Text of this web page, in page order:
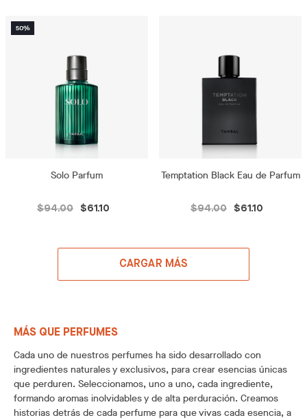
Solo Parfum
$94.00 $61.10
Temptation Black Eau de Parfum
$94.00 $61.10
CARGAR MÁS
MÁS QUE PERFUMES
Cada uno de nuestros perfumes ha sido desarrollado con
ingredientes naturales y exclusivos, para crear esencias únicas
que perduren. Seleccionamos, uno a uno, cada ingrediente,
formando aromas inolvidables y de alta perduración. Creamos
historias detrás de cada perfume para que vivas cada esencia, a